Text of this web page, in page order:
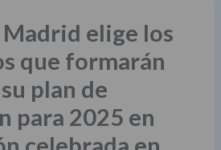
elige los
que formarán
plan de
para 2025 en